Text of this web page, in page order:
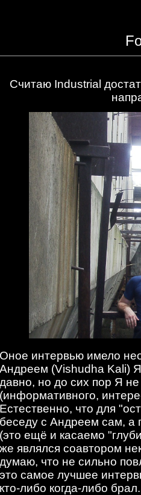
Cчитаю Industrial
Оное интервью имело
Андреем (Vishudha Kali)
давно, но до сих пор Я
(информативного,
Естественно, что для
беседу с Андреем сам, а
(это ещё и касаемо
же являлся соавтором
думаю, что не сильно
это самое лучшее
кто-либо когда-либо